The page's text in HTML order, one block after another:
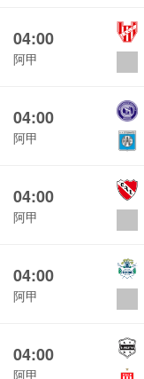
04:00
阿甲
04:00
阿甲
04:00
阿甲
04:00
阿甲
04:00
阿甲